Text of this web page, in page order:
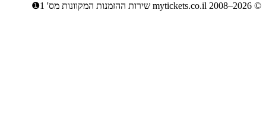
© mytickets.co.il 2008–2026 שירות ההזמנות המקוונות מס' 1❶